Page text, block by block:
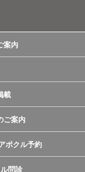
案内
載
ご案内
ポクル予約
問診